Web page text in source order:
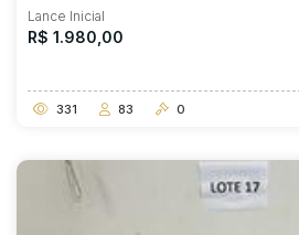
Lance Inicial
R$ 1.980,00
331 83 0